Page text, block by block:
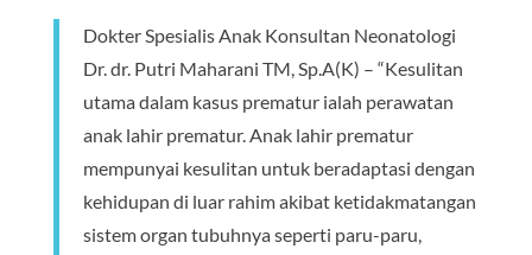
Dokter Spesialis Anak Konsultan Neonatologi
Dr. dr. Putri Maharani TM, Sp.A(K) – “Kesulitan
utama dalam kasus prematur ialah perawatan
anak lahir prematur. Anak lahir prematur
mempunyai kesulitan untuk beradaptasi dengan
kehidupan di luar rahim akibat ketidakmatangan
sistem organ tubuhnya seperti paru-paru,